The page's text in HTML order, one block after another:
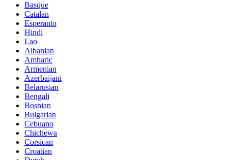
Basque
Catalan
Esperanto
Hindi
Lao
Albanian
Amharic
Armenian
Azerbaijani
Belarusian
Bengali
Bosnian
Bulgarian
Cebuano
Chichewa
Corsican
Croatian